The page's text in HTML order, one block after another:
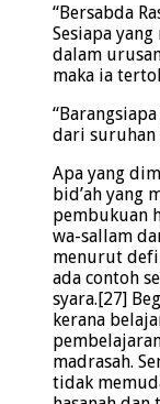
“Bersabda
Sesiapa
dalam
maka ia
dari suruhan
Apa yang
bid’ah yang
pembukuan
wa-sallam
menurut
ada contoh
syara.[27]
kerana
madrasah.
tidak